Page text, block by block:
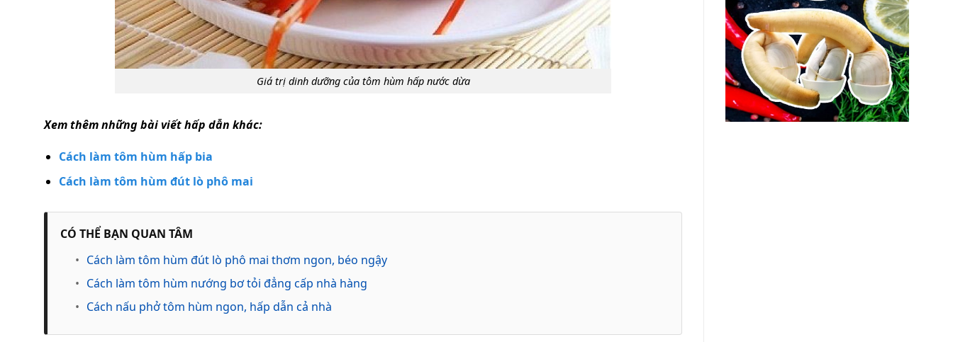
Giá trị dinh dưỡng của tôm hùm hấp nước dừa
Xem thêm những bài viết hấp dẫn khác:
Cách làm tôm hùm hấp bia
Cách làm tôm hùm đút lò phô mai
CÓ THỂ BẠN QUAN TÂM
• Cách làm tôm hùm đút lò phô mai thơm ngon, béo ngậy
• Cách làm tôm hùm nướng bơ tỏi đẳng cấp nhà hàng
• Cách nấu phở tôm hùm ngon, hấp dẫn cả nhà